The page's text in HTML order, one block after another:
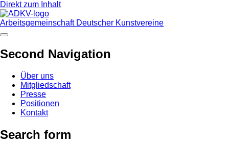
Direkt zum Inhalt
Arbeitsgemeinschaft Deutscher Kunstvereine
Second Navigation
Über uns
Mitgliedschaft
Presse
Positionen
Kontakt
Search form